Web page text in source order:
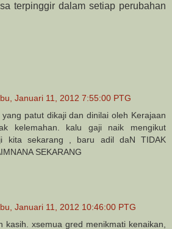
terpinggir dalam setiap perubahan
Januari 11, 2012 7:55:00 PTG
patut dikaji dan dinilai oleh Kerajaan
kelemahan. kalu gaji naik mengikut
kita sekarang , baru adil daN TIDAK
SEKARANG
Januari 11, 2012 10:46:00 PTG
kasih. xsemua gred menikmati kenaikan,